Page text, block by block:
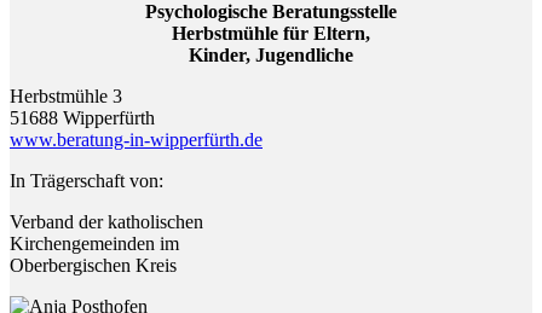
Psychologische Beratungsstelle
Herbstmühle für Eltern,
Kinder, Jugendliche
Herbstmühle 3
51688 Wipperfürth
www.beratung-in-wipperfürth.de
In Trägerschaft von:
Verband der katholischen
Kirchengemeinden im
Oberbergischen Kreis